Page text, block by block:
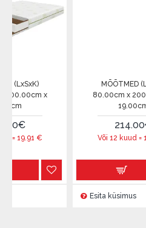
x
€
MÕÕTMED (LxSxK)
80.00cm x 200.00cm x
19.00cm
214.00€
Või 12 kuud =17.83€
Esita küsimus